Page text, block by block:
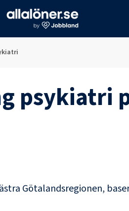
psykiatri
Götalandsregionen,